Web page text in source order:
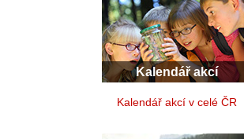
Kalendář akcí
Kalendář akcí v celé ČR